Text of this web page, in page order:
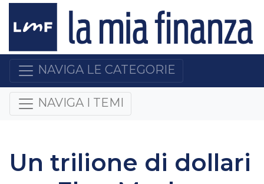
NAVIGA LE CATEGORIE
NAVIGA I TEMI
Un trilione di dollari